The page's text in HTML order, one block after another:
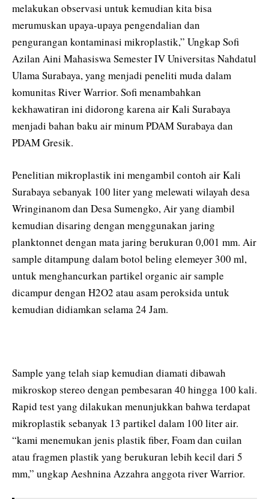
melakukan observasi untuk kemudian kita bisa
merumuskan upaya-upaya pengendalian dan
pengurangan kontaminasi mikroplastik,” Ungkap Sofi
Azilan Aini Mahasiswa Semester IV Universitas Nahdatul
Ulama Surabaya, yang menjadi peneliti muda dalam
komunitas River Warrior. Sofi menambahkan
kekhawatiran ini didorong karena air Kali Surabaya
menjadi bahan baku air minum PDAM Surabaya dan
PDAM Gresik.
Penelitian mikroplastik ini mengambil contoh air Kali
Surabaya sebanyak 100 liter yang melewati wilayah desa
Wringinanom dan Desa Sumengko, Air yang diambil
kemudian disaring dengan menggunakan jaring
planktonnet dengan mata jaring berukuran 0,001 mm. Air
sample ditampung dalam botol beling elemeyer 300 ml,
untuk menghancurkan partikel organic air sample
dicampur dengan H2O2 atau asam peroksida untuk
kemudian didiamkan selama 24 Jam.
Sample yang telah siap kemudian diamati dibawah
mikroskop stereo dengan pembesaran 40 hingga 100 kali.
Rapid test yang dilakukan menunjukkan bahwa terdapat
mikroplastik sebanyak 13 partikel dalam 100 liter air.
“kami menemukan jenis plastik fiber, Foam dan cuilan
atau fragmen plastik yang berukuran lebih kecil dari 5
mm,” ungkap Aeshnina Azzahra anggota river Warrior.